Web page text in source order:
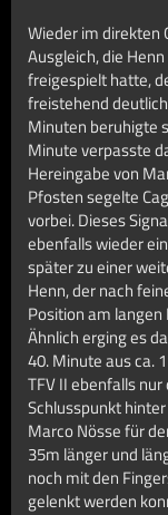
Wieder im direkten
Ausgleich, die
freigespielt hatte,
freistehend
Minuten beruhigte
Minute verpasste
Hereingabe von
Pfosten segelte
vorbei. Dieses
ebenfalls wieder
später zu einer
Henn, der nach
Position am
Ähnlich erging es
40. Minute aus ca.
TFV II ebenfalls
Schlusspunkt
Marco Nösse für
35m länger und
noch mit den
gelenkt werden